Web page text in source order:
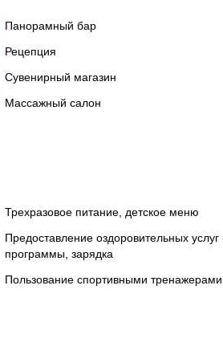
Панорамный бар
Рецепция
Сувенирный магазин
Массажный салон
Трехразовое питание, детское меню
Предоставление оздоровительных
программы, зарядка
Пользование спортивными тренажерами